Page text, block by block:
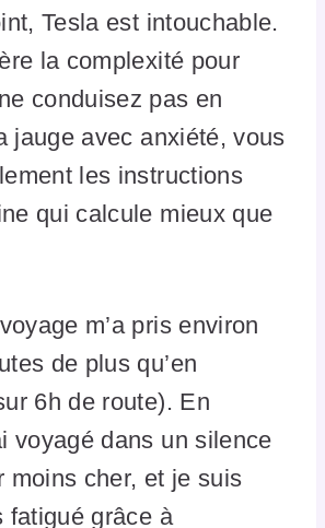
Tesla est intouchable.
la complexité pour
conduisez pas en
jauge avec anxiété, vous
les instructions
qui calcule mieux que
m’a pris environ
de plus qu’en
6h de route). En
voyagé dans un silence
moins cher, et je suis
fatigué grâce à